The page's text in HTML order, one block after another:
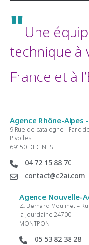
"Une
technique à
France et à
Agence Rhône-Alpes
9 Rue de catalogne - Parc
Pivolles
69150 DECINES
04 72 15 88 70
contact@c2ai.com
Agence Nouvelle-
ZI Bernard Moulinet –
la Jourdaine 24700
MONTPON
05 53 82 38 28